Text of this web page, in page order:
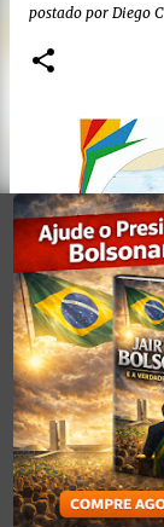
postado por Diego
O IBGE